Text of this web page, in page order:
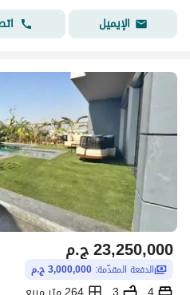
الإيميل
ج.م23,250,000
الدفعة المقدّمة: 3,000,000 ج.م